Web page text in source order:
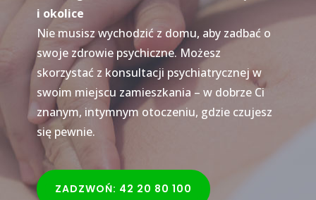
i okolice
Nie musisz wychodzić z domu, aby zadbać o
swoje zdrowie psychiczne. Możesz
skorzystać z konsultacji psychiatrycznej w
swoim miejscu zamieszkania – w dobrze Ci
znanym, intymnym otoczeniu, gdzie czujesz
się pewnie.
ZADZWOŃ: 42 20 80 100